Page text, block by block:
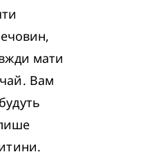
мати
Вам